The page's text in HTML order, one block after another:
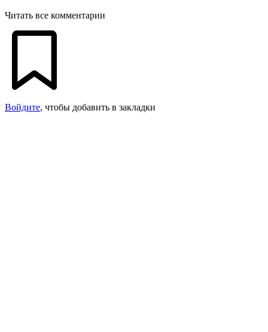
Читать все комментарии
Войдите, чтобы добавить в закладки